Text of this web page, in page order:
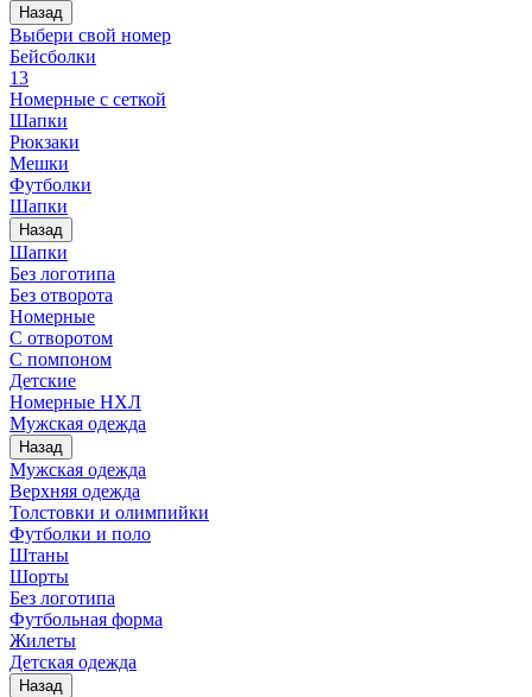
Назад
Выбери свой номер
Бейсболки
13
Номерные с сеткой
Шапки
Рюкзаки
Мешки
Футболки
Шапки
Назад
Шапки
Без логотипа
Без отворота
Номерные
С отворотом
С помпоном
Детские
Номерные НХЛ
Мужская одежда
Назад
Мужская одежда
Верхняя одежда
Толстовки и олимпийки
Футболки и поло
Штаны
Шорты
Без логотипа
Футбольная форма
Жилеты
Детская одежда
Назад